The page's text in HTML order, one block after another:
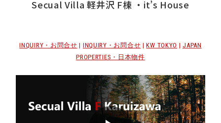
Secual Villa 軽井沢 F棟 ・it’s House
INQUIRY・お問合せ | INQUIRY・お問合せ |KW TOKYO | JAPAN
PROPERTIES・日本物件